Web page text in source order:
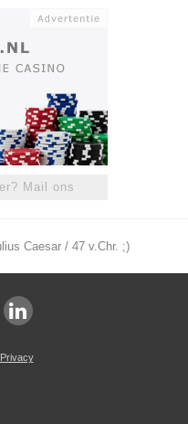
Mail ons
Caesar / 47 v.Chr. ;)
Privacy